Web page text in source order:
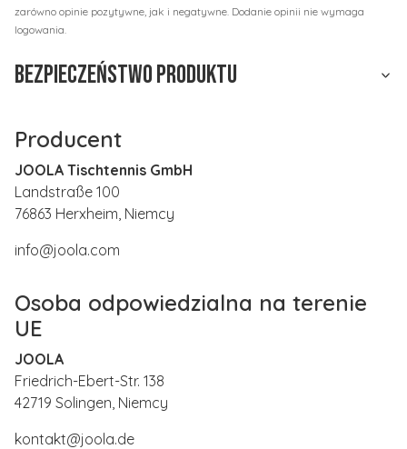
zarówno opinie pozytywne, jak i negatywne. Dodanie opinii nie wymaga
logowania.
Bezpieczeństwo produktu
Producent
JOOLA Tischtennis GmbH
Landstraße 100
76863 Herxheim, Niemcy
info@joola.com
Osoba odpowiedzialna na terenie
UE
JOOLA
Friedrich-Ebert-Str. 138
42719 Solingen, Niemcy
kontakt@joola.de